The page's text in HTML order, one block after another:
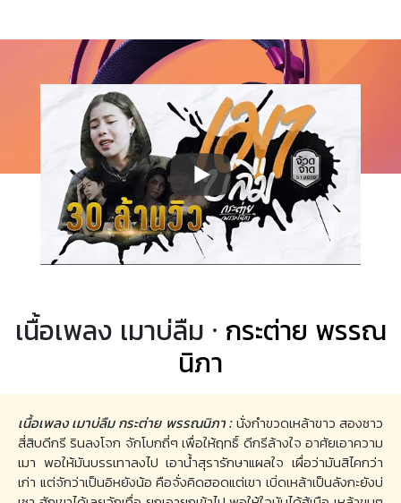
เนื้อเพลง เมาบ่ลืม · กระต่าย พรรณ
นิภา
เนื้อเพลง เมาบ่ลืม กระต่าย พรรณนิภา : นั่งกำขวดเหล้าขาว สองซาว
สี่สิบดีกรี รินลงโจก จักโบกถี่ๆ เพื่อให้ฤทธิ์ ดีกรีล้างใจ อาศัยเอาความ
เมา พอให้มันบรรเทาลงไป เอาน้ำสุรารักษาแผลใจ เผื่อว่ามันสิไคกว่า
เก่า แต่จักว่าเป็นอิหยังน้อ คือจั่งคิดฮอดแต่เขา เบิ่ดเหล้าเป็นลังกะยังบ่